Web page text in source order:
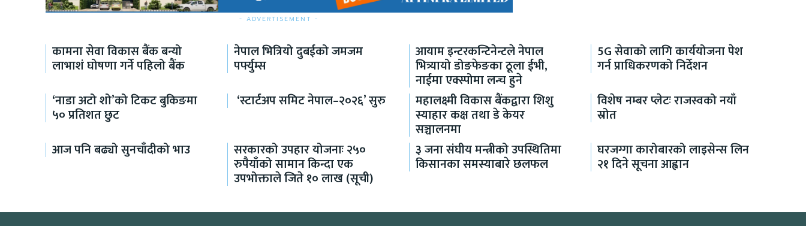
- ADVERTISEMENT -
कामना सेवा विकास बैंक बन्यो
लाभाशं घोषणा गर्ने पहिलो बैंक
नेपाल भित्रियो दुबईको जमजम
पर्फ्युम्स
आयाम इन्टरकन्टिनेन्टले नेपाल
भित्र्यायो डोङफेङका ठूला ईभी,
नाईमा एक्स्पोमा लन्च हुने
5G सेवाको लागि कार्ययोजना पेश
गर्न प्राधिकरणको निर्देशन
‘नाडा अटो शो’को टिकट बुकिङमा
५० प्रतिशत छुट
‘स्टार्टअप समिट नेपाल–२०२६’ सुरु महालक्ष्मी विकास बैंकद्वारा शिशु
स्याहार कक्ष तथा डे केयर
सञ्चालनमा
विशेष नम्बर प्लेटः राजस्वको नयाँ
स्रोत
आज पनि बढ्यो सुनचाँदीको भाउ
सरकारको उपहार योजनाः २५०
रुपैयाँको सामान किन्दा एक
उपभोक्ताले जिते १० लाख (सूची)
३ जना संघीय मन्त्रीको उपस्थितिमा
किसानका समस्याबारे छलफल
घरजग्गा कारोबारको लाइसेन्स लिन
२१ दिने सूचना आह्वान